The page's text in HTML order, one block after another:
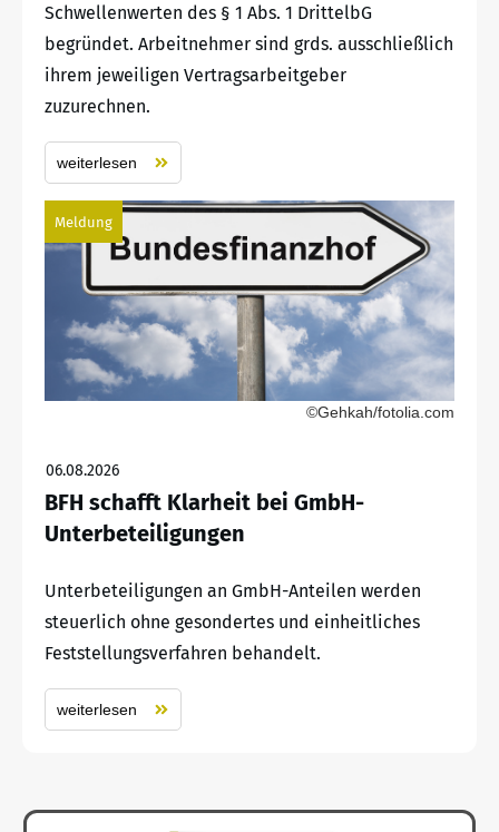
Schwellenwerten des § 1 Abs. 1 DrittelbG
begründet. Arbeitnehmer sind grds. ausschließlich
ihrem jeweiligen Vertragsarbeitgeber
zuzurechnen.
weiterlesen
Meldung
©Gehkah/fotolia.com
06.08.2026
BFH schafft Klarheit bei GmbH-
Unterbeteiligungen
Unterbeteiligungen an GmbH-Anteilen werden
steuerlich ohne gesondertes und einheitliches
Feststellungsverfahren behandelt.
weiterlesen